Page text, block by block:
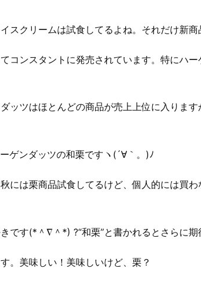
スクリームは試食してるよね。それだけ新商
コンスタントに発売されています。特にハ
ッツはほとんどの商品が売上上位に入りま
ゲンダッツの和栗ですヽ(´∀｀。)ﾉ
には栗商品試食してるけど、個人的には買
です(*＾∇＾*) ?“和栗”と書かれるとさらに
。美味しい！美味しいけど、栗？